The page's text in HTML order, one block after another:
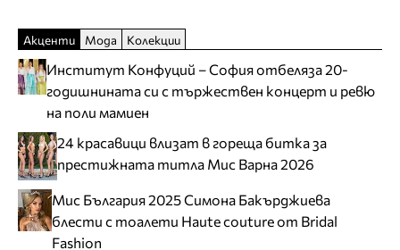
Акценти Мода Колекции
Институт Конфуций – София отбеляза 20-
годишнината си с тържествен концерт и ревю
на поли мамиен
24 красавици влизат в гореща битка за
престижната титла Мис Варна 2026
Мис България 2025 Симона Бакърджиева
блести с тоалети Haute couture от Bridal
Fashion